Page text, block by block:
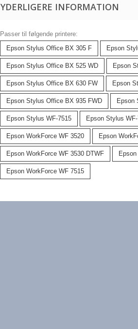
YDERLIGERE INFORMATION
Passer til følgende printere:
Epson Stylus Office BX 305 F
Epson
Epson Stylus Office BX 525 WD Epson
Epson Stylus Office BX 630 FW Epson
Epson Stylus Office BX 935 FWD Epson
Epson Stylus WF-7515 Epson Stylus
Epson WorkForce WF 3520 Epson
Epson WorkForce WF 3530 DTWF
Epson WorkForce WF 7515